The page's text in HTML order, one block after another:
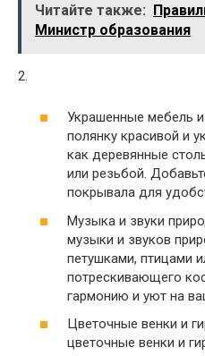
Читайте также:
Министр образования
2.
Украшенные мебель
полянку красивой и
как деревянные
или резьбой.
покрывала для
Музыка и звуки
музыки и звуков
петушками, птицами
потрескивающего
гармонию и уют на
Цветочные венки и
цветочные венки и